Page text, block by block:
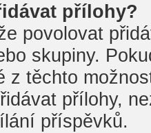
přílohy?
povolovat
skupiny.
z těchto
přílohy,
příspěvků.